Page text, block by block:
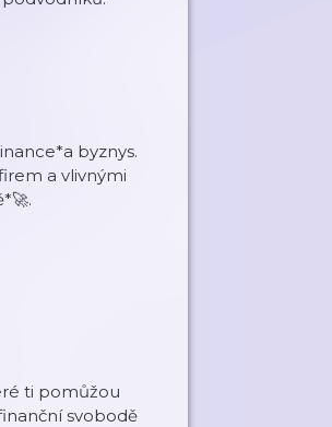
byznys.
a vlivnými
ti pomůžou
svobodě